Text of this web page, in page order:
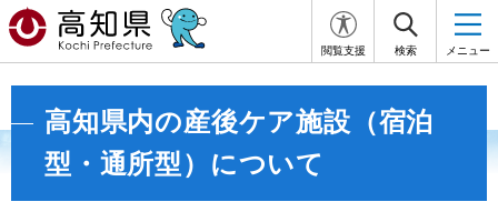
閲覧支援 検索 メニュー
高知県内の産後ケア施設（宿泊
型・通所型）について